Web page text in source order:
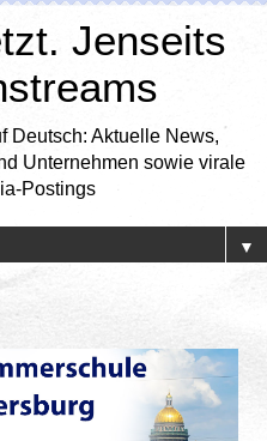
Jenseits
Deutsch: Aktuelle News,
Unternehmen sowie virale
Postings
▼